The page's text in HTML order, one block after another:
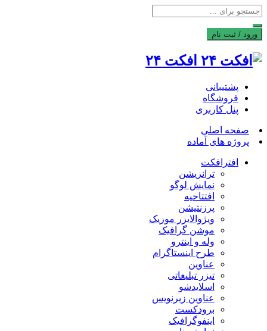
ورود / ثبت نام
افکت ۲۴
پشتیبانی
فروشگاه
پنل کاربری
صفحه اصلی
پروژه های آماده
افترافکت
ترانزیشن
نمایش لوگو
افتتاحیه
پرزنتیشن
ویژوالایزر موزیک
موشن گرافیک
وله و اینترو
طرح اینستاگرام
عناوین
تیزر تبلیغاتی
اسلایدشو
عناوین زیرنویس
برودکست
اینفوگرافیک